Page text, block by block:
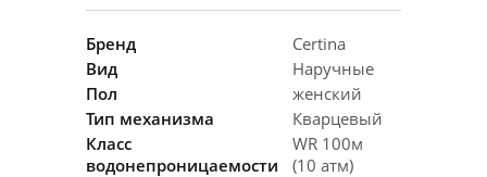
Бренд
Certina
Вид
Наручные
Пол
женский
Тип механизма
Кварцевый
Класс
водонепроницаемости
WR 100м
(10 атм)